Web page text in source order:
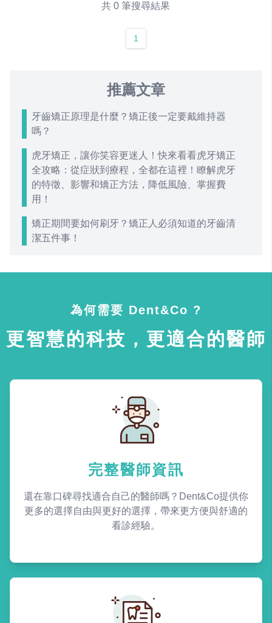
共 0 筆搜尋結果
1
推薦文章
牙齒矯正原理是什麼？矯正後一定要戴維持器
嗎？
虎牙矯正，讓你笑容更迷人！快來看看虎牙矯正
全攻略：從症狀到療程，全都在這裡！瞭解虎牙
的特徵、影響和矯正方法，降低風險、掌握費
用！
矯正期間要如何刷牙？矯正人必須知道的牙齒清
潔五件事！
為何需要 Dent&Co ?
更智慧的科技，更適合的醫師
完整醫師資訊
還在靠口碑尋找適合自己的醫師嗎？Dent&Co提供你
更多的選擇自由與更好的選擇，帶來更方便與舒適的
看診經驗。